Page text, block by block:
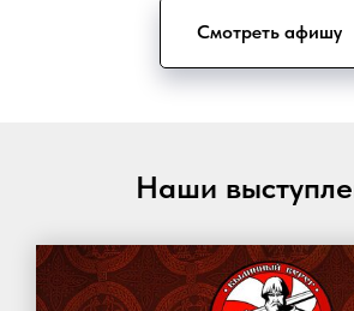
Смотреть афишу
Наши